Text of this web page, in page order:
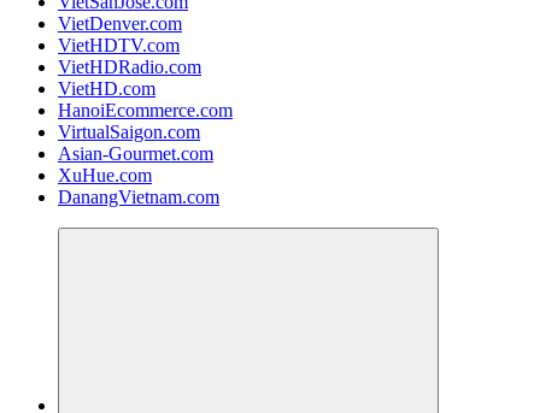
VietDenver.com
VietHDTV.com
VietHDRadio.com
VietHD.com
HanoiEcommerce.com
VirtualSaigon.com
Asian-Gourmet.com
XuHue.com
DanangVietnam.com